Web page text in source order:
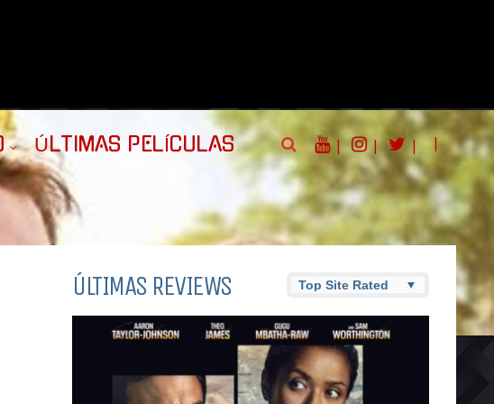
ÚLTIMAS PELÍCULAS | | | |
ÚLTIMAS REVIEWS